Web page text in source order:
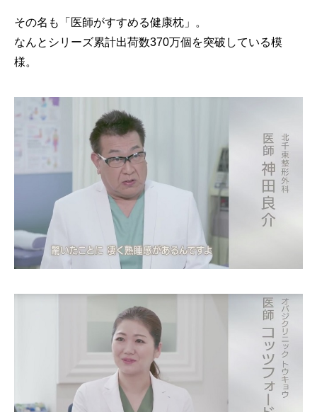
その名も「医師がすすめる健康枕」。
なんとシリーズ累計出荷数370万個を突破している模
様。